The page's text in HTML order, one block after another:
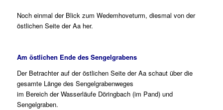
Noch einmal der Blick zum Wedemhoveturm, diesmal von der
östlichen Seite der Aa her.
Am östlichen Ende des Sengelgrabens
Der Betrachter auf der östlichen Seite der Aa schaut über die
gesamte Länge des Sengelgrabenweges
im Bereich der Wasserläufe Döringbach (im Pand) und
Sengelgraben.